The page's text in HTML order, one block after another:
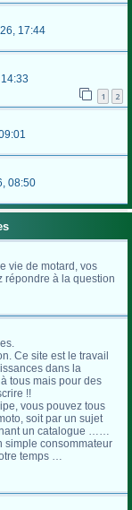
17:44
1 2
08:50
vie de motard, vos
répondre à la question
Ce site est le travail
dans la
tous mais pour des
!!
vous pouvez tous
soit par un sujet
un catalogue ……
simple consommateur
temps …